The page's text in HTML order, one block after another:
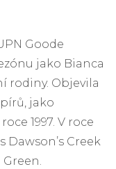
Goode
jako Bianca
rodiny. Objevila
jako
1997. V roce
Dawson’s Creek